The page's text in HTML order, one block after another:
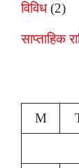
विविध(2)
साप्ताहिक
M